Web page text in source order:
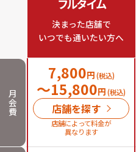
フルタイム
決まった店舗で
いつでも通いたい方へ
月
会
費
7,800円(税込)
〜15,800円(税込)
店舗を探す
店舗によって料金が
異なります